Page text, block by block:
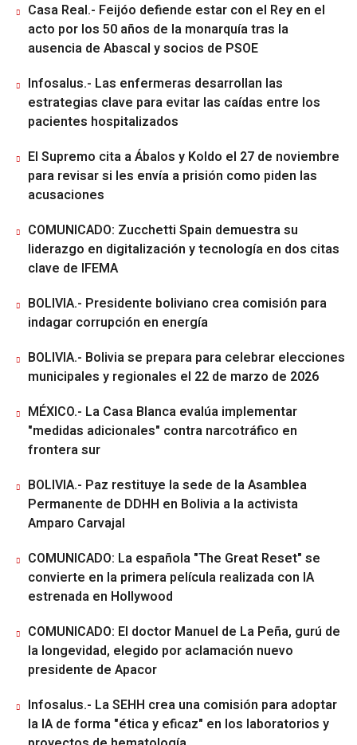
Casa Real.- Feijóo defiende estar con el Rey en el
acto por los 50 años de la monarquía tras la
ausencia de Abascal y socios de PSOE
Infosalus.- Las enfermeras desarrollan las
estrategias clave para evitar las caídas entre los
pacientes hospitalizados
El Supremo cita a Ábalos y Koldo el 27 de noviembre
para revisar si les envía a prisión como piden las
acusaciones
COMUNICADO: Zucchetti Spain demuestra su
liderazgo en digitalización y tecnología en dos citas
clave de IFEMA
BOLIVIA.- Presidente boliviano crea comisión para
indagar corrupción en energía
BOLIVIA.- Bolivia se prepara para celebrar elecciones
municipales y regionales el 22 de marzo de 2026
MÉXICO.- La Casa Blanca evalúa implementar
"medidas adicionales" contra narcotráfico en
frontera sur
BOLIVIA.- Paz restituye la sede de la Asamblea
Permanente de DDHH en Bolivia a la activista
Amparo Carvajal
COMUNICADO: La española "The Great Reset" se
convierte en la primera película realizada con IA
estrenada en Hollywood
COMUNICADO: El doctor Manuel de La Peña, gurú de
la longevidad, elegido por aclamación nuevo
presidente de Apacor
Infosalus.- La SEHH crea una comisión para adoptar
la IA de forma "ética y eficaz" en los laboratorios y